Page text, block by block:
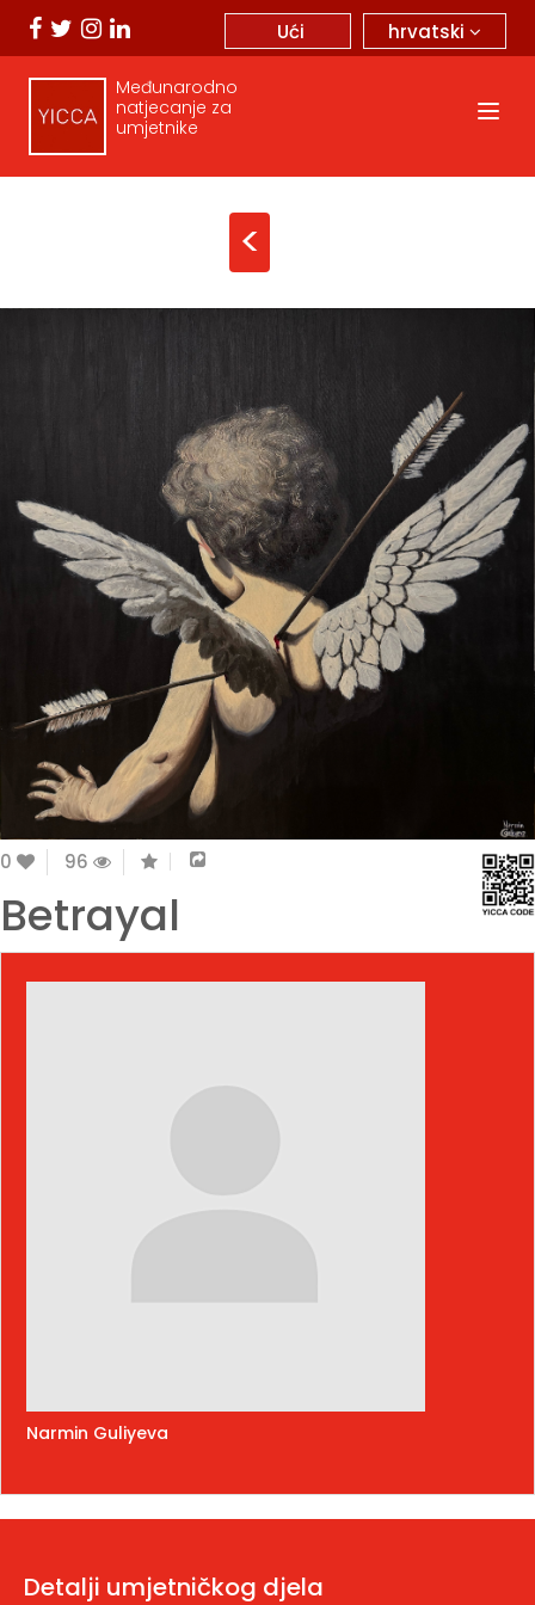
hrvatski
Ući
Međunarodno
natjecanje za
umjetnike
<
0 96
Betrayal
Narmin Guliyeva
Detalji umjetničkog djela